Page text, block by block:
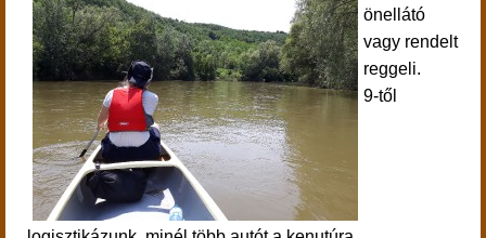
önellátó
vagy rendelt
reggeli.
9-től